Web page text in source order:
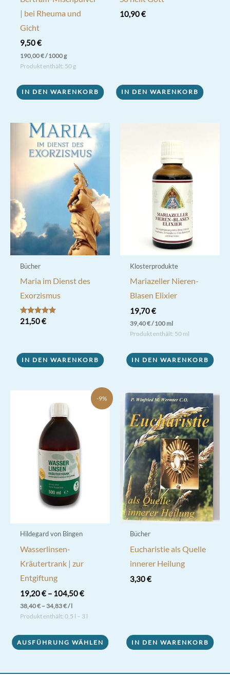
| bei Rheuma und
Gicht
9,50€
190,00€/1000g
Produkt enthält: 50 g
IN DEN WARENKORB
10,90€
IN DEN WARENKORB
Bücher
Maria im Dienst des
Exorzismus
Bewertet mit
5.00
21,50€
IN DEN WARENKORB
Klosterprodukte
Mariazeller Nieren-
Blasen Elixier
19,70€
39,40€/100 ml
Produkt enthält: 50 ml
IN DEN WARENKORB
-9%
Hildegard von Bingen
Wasserlinsen-
Kräutertrank | zur
Entgiftung
19,20€– 104,50€
38,40€–34,83€/l
Produkt enthält: 0,5 l – 3 l
AUSFÜHRUNG WÄHLEN
Produkt
mehrere
Bücher
Eucharistie als Quelle
innerer Heilung
3,30€
IN DEN WARENKORB